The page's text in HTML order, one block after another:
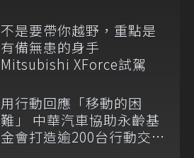
不是要帶你越野，重點是
有備無患的身手
Mitsubishi XForce試駕
用行動回應「移動的困
難」 中華汽車協助永齡基
金會打造逾200台行動交通